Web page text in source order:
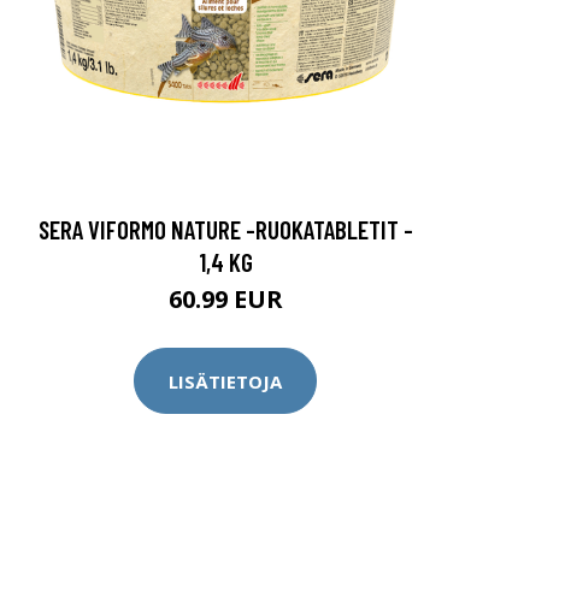
SERA VIFORMO NATURE -RUOKATABLETIT -
1,4 KG
60.99 EUR
LISÄTIETOJA